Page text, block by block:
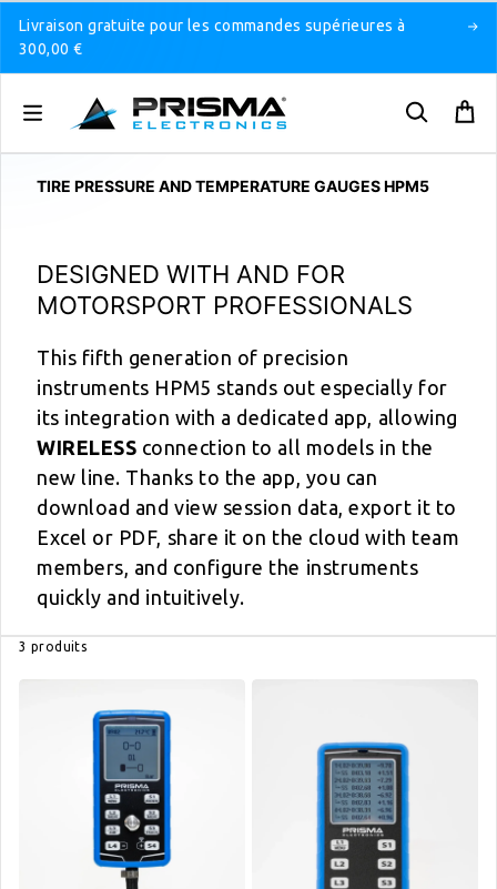
Livraison gratuite pour les commandes supérieures à
300,00 €
TIRE PRESSURE AND TEMPERATURE GAUGES HPM5
DESIGNED WITH AND FOR
MOTORSPORT PROFESSIONALS
This fifth generation of precision
instruments HPM5 stands out especially for
its integration with a dedicated app, allowing
WIRELESS connection to all models in the
new line. Thanks to the app, you can
download and view session data, export it to
Excel or PDF, share it on the cloud with team
members, and configure the instruments
quickly and intuitively.
3 produits